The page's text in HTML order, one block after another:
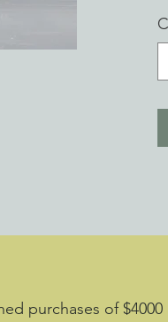
purchases of